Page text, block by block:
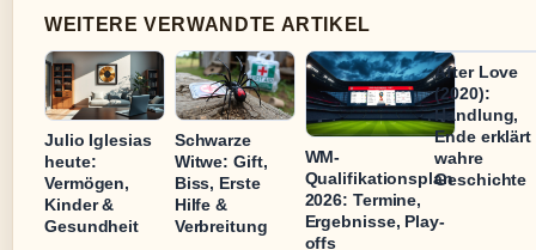
WEITERE VERWANDTE ARTIKEL
Julio Iglesias
heute:
Vermögen,
Kinder &
Gesundheit
Schwarze
Witwe: Gift,
Biss, Erste
Hilfe &
Verbreitung
WM-
Qualifikationsplan
2026: Termine,
Ergebnisse, Play-
offs
After Love
(2020):
Handlung,
Ende erklärt
wahre
Geschichte